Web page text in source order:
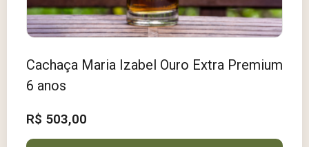
Cachaça Maria Izabel Ouro Extra Premium
6 anos
R$ 503,00